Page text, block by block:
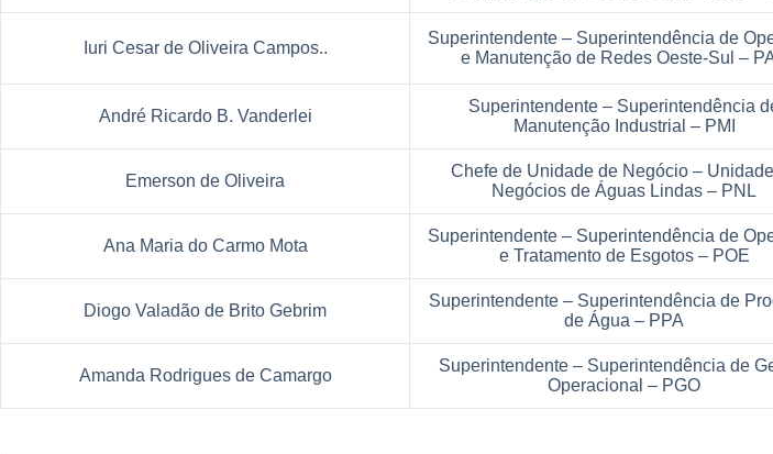
Iuri Cesar de Oliveira Campos..
Superintendente – Superintendência de
e Manutenção de Redes Oeste-Sul –
André Ricardo B. Vanderlei
Superintendente – Superintendência
Manutenção Industrial – PMI
Emerson de Oliveira
Chefe de Unidade de Negócio –
Negócios de Águas Lindas – PNL
Ana Maria do Carmo Mota
Superintendente – Superintendência de
e Tratamento de Esgotos – POE
Diogo Valadão de Brito Gebrim
Superintendente – Superintendência de
de Água – PPA
Amanda Rodrigues de Camargo
Superintendente – Superintendência de
Operacional – PGO